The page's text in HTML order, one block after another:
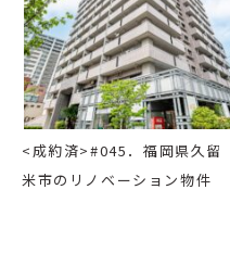
<成約済>#045．福岡県久留
米市のリノベーション物件